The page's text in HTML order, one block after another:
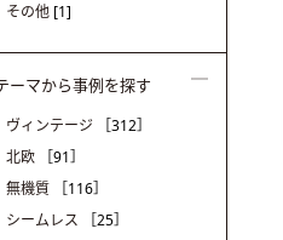
その他 [1]
ーマから事例を探す
ヴィンテージ
［312］
北欧
［91］
無機質
［116］
シームレス
［25］